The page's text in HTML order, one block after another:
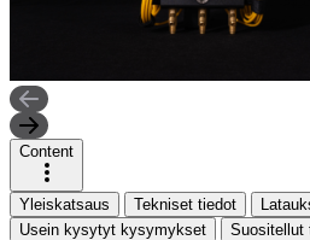
Content
Yleiskatsaus Tekniset tiedot
Usein kysytyt kysymykset
Suositellut